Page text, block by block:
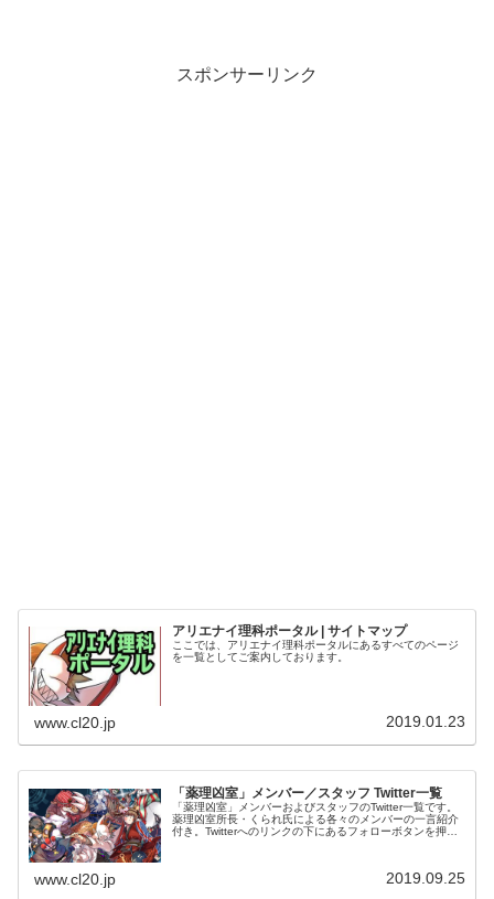
スポンサーリンク
アリエナイ理科ポータル | サイトマップ
ここでは、アリエナイ理科ポータルにあるすべてのページ
を一覧としてご案内しております。
www.cl20.jp 2019.01.23
「薬理凶室」メンバー／スタッフ Twitter一覧
「薬理凶室」メンバーおよびスタッフのTwitter一覧です。
薬理凶室所長・くられ氏による各々のメンバーの一言紹介
付き。Twitterへのリンクの下にあるフォローボタンを押す
www.cl20.jp 2019.09.25